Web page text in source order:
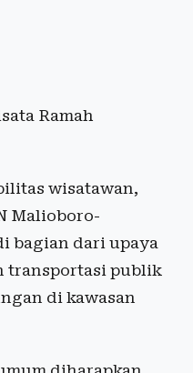
Ramah
wisatawan,
Malioboro-
bagian dari upaya
transportasi publik
di kawasan